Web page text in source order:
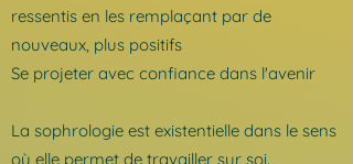
ressentis en les remplaçant par de
nouveaux, plus positifs
Se projeter avec confiance dans l'avenir
La sophrologie est existentielle dans le sens
où elle permet de travailler sur soi.